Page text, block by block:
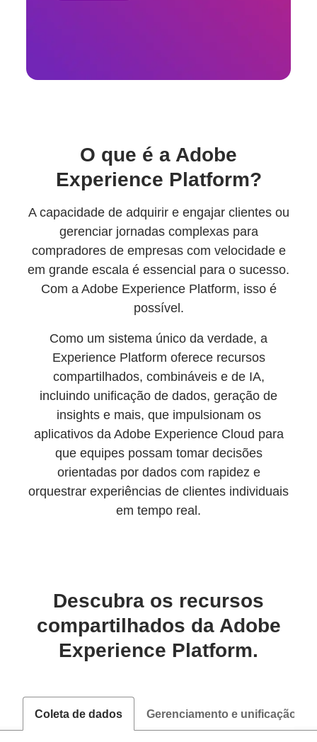
O que é a Adobe
Experience Platform?
A capacidade de adquirir e engajar clientes ou
gerenciar jornadas complexas para
compradores de empresas com velocidade e
em grande escala é essencial para o sucesso.
Com a Adobe Experience Platform, isso é
possível.
Como um sistema único da verdade, a
Experience Platform oferece recursos
compartilhados, combináveis e de IA,
incluindo unificação de dados, geração de
insights e mais, que impulsionam os
aplicativos da Adobe Experience Cloud para
que equipes possam tomar decisões
orientadas por dados com rapidez e
orquestrar experiências de clientes individuais
em tempo real.
Descubra os recursos
compartilhados da Adobe
Experience Platform.
Coleta de dados Gerenciamento e unificação de